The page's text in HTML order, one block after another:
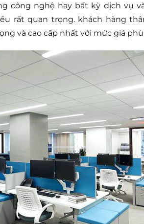
công nghệ hay bất kỳ dịch vụ
rất quan trọng. khách hàng
và cao cấp nhất với mức giá